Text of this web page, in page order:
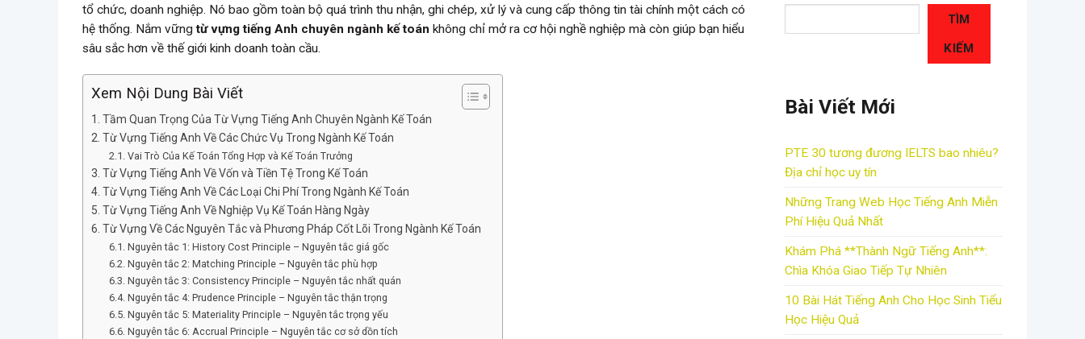
tổ chức, doanh nghiệp. Nó bao gồm toàn bộ quá trình thu nhận, ghi chép, xử lý và cung cấp thông tin tài chính một cách có
hệ thống. Nắm vữngtừ vựng tiếng Anh chuyên ngành kế toán không chỉ mở ra cơ hội nghề nghiệp mà còn giúp bạn hiểu
sâu sắc hơn về thế giới kinh doanh toàn cầu.
Xem Nội Dung Bài Viết
Tầm Quan Trọng Của Từ Vựng Tiếng Anh Chuyên Ngành Kế Toán
Từ Vựng Tiếng Anh Về Các Chức Vụ Trong Ngành Kế Toán
Vai Trò Của Kế Toán Tổng Hợp và Kế Toán Trưởng
Từ Vựng Tiếng Anh Về Vốn và Tiền Tệ Trong Kế Toán
Từ Vựng Tiếng Anh Về Các Loại Chi Phí Trong Ngành Kế Toán
Từ Vựng Tiếng Anh Về Nghiệp Vụ Kế Toán Hàng Ngày
Từ Vựng Về Các Nguyên Tắc và Phương Pháp Cốt Lõi Trong Ngành Kế Toán
Nguyên tắc 1: History Cost Principle – Nguyên tắc giá gốc
Nguyên tắc 2: Matching Principle – Nguyên tắc phù hợp
Nguyên tắc 3: Consistency Principle – Nguyên tắc nhất quán
Nguyên tắc 4: Prudence Principle – Nguyên tắc thận trọng
Nguyên tắc 5: Materiality Principle – Nguyên tắc trọng yếu
Nguyên tắc 6: Accrual Principle – Nguyên tắc cơ sở dồn tích
TÌM
KIẾM
Bài Viết Mới
PTE 30 tương đương IELTS bao nhiêu?
Địa chỉ học uy tín
Những Trang Web Học Tiếng Anh Miễn
Phí Hiệu Quả Nhất
Khám Phá **Thành Ngữ Tiếng Anh**:
Chìa Khóa Giao Tiếp Tự Nhiên
10 Bài Hát Tiếng Anh Cho Học Sinh Tiểu
Học Hiệu Quả